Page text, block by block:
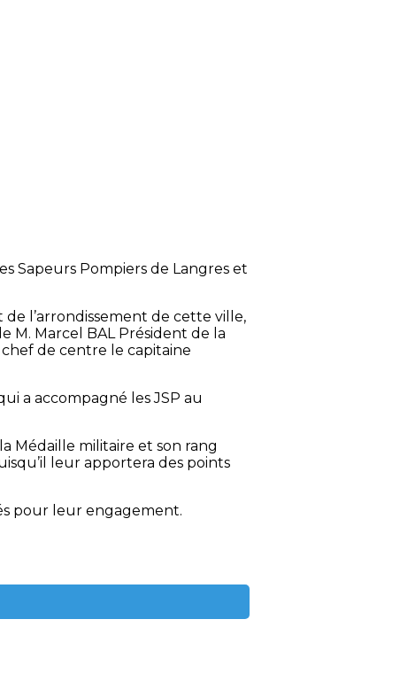
Sapeurs Pompiers de Langres et
de l’arrondissement de cette ville,
M. Marcel BAL Président de la
chef de centre le capitaine
a accompagné les JSP au
Médaille militaire et son rang
leur apportera des points
pour leur engagement.